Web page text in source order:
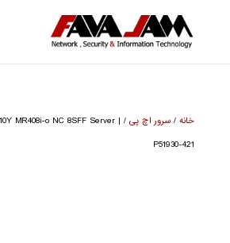
خانه/ سرور اچ پی
MR408i-o NC 8SFF Server |
P51930-421